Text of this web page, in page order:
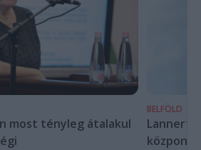
most tényleg átalakul
BELFÖLD
Lannert